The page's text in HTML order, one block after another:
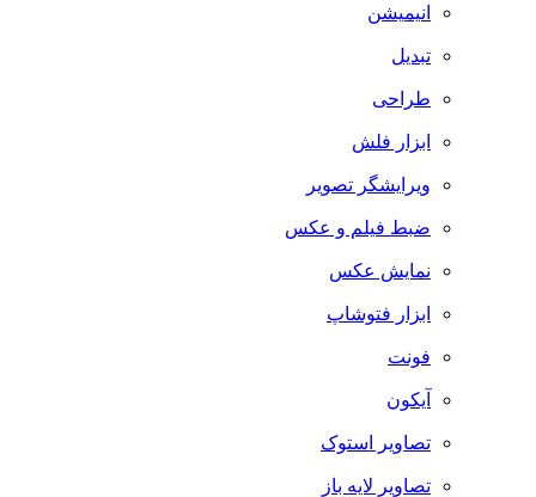
انیمیشن
تبدیل
طراحی
ابزار فلش
ویرایشگر تصویر
ضبط فيلم و عكس
نمایش عکس
ابزار فتوشاپ
فونت
آیکون
تصاویر استوک
تصاویر لایه باز